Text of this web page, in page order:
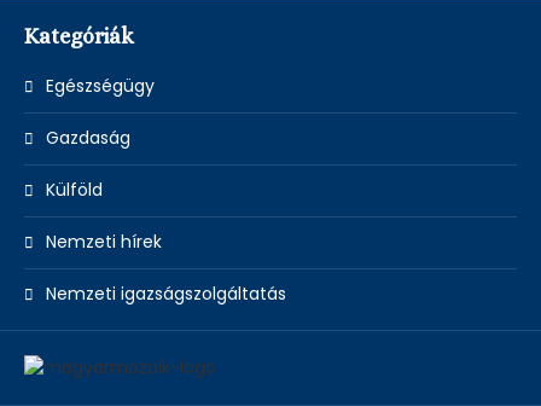
Kategóriák
Egészségügy
Gazdaság
Külföld
Nemzeti hírek
Nemzeti igazságszolgáltatás